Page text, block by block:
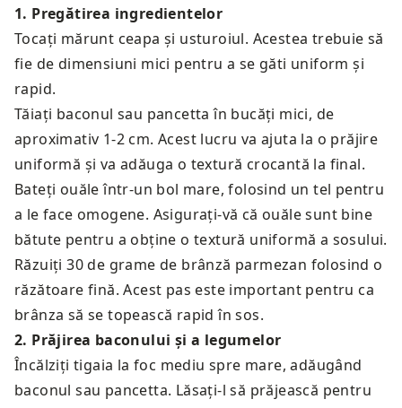
1. Pregătirea ingredientelor
Tocați mărunt ceapa și usturoiul. Acestea trebuie să
fie de dimensiuni mici pentru a se găti uniform și
rapid.
Tăiați baconul sau pancetta în bucăți mici, de
aproximativ 1-2 cm. Acest lucru va ajuta la o prăjire
uniformă și va adăuga o textură crocantă la final.
Bateți ouăle într-un bol mare, folosind un tel pentru
a le face omogene. Asigurați-vă că ouăle sunt bine
bătute pentru a obține o textură uniformă a sosului.
Răzuiți 30 de grame de brânză parmezan folosind o
răzătoare fină. Acest pas este important pentru ca
brânza să se topească rapid în sos.
2. Prăjirea baconului și a legumelor
Încălziți tigaia la foc mediu spre mare, adăugând
baconul sau pancetta. Lăsați-l să prăjească pentru